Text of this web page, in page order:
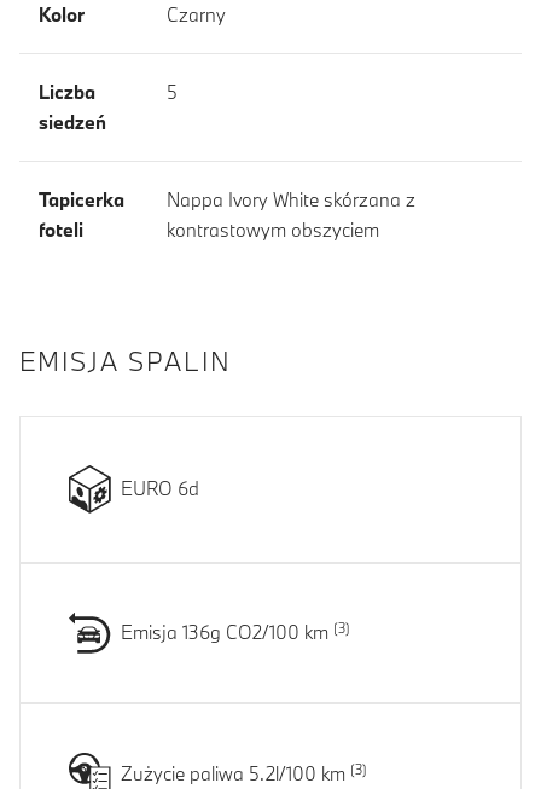
Kolor Czarny
Liczba
siedzeń
5
Tapicerka
foteli
Nappa Ivory White skórzana z
kontrastowym obszyciem
EMISJA SPALIN
EURO 6d
Emisja 136g CO2/100 km
Zużycie paliwa 5.2l/100 km